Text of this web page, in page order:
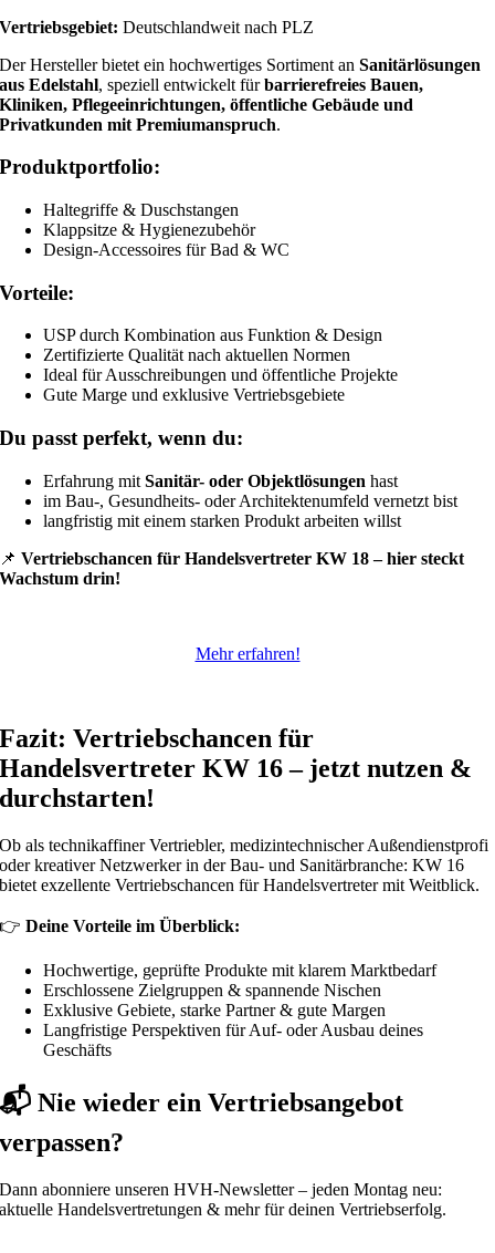
Vertriebsgebiet: Deutschlandweit nach PLZ
Der Hersteller bietet ein hochwertiges Sortiment anSanitärlösungen
aus Edelstahl, speziell entwickelt fürbarrierefreies Bauen,
Kliniken, Pflegeeinrichtungen, öffentliche Gebäude und
Privatkunden mit Premiumanspruch.
Produktportfolio:
Haltegriffe & Duschstangen
Klappsitze & Hygienezubehör
Design-Accessoires für Bad & WC
Vorteile:
USP durch Kombination aus Funktion & Design
Zertifizierte Qualität nach aktuellen Normen
Ideal für Ausschreibungen und öffentliche Projekte
Gute Marge und exklusive Vertriebsgebiete
Du passt perfekt, wenn du:
Erfahrung mitSanitär- oder Objektlösungen hast
im Bau-, Gesundheits- oder Architektenumfeld vernetzt bist
langfristig mit einem starken Produkt arbeiten willst
📌Vertriebschancen für Handelsvertreter KW 18 – hier steckt
Wachstum drin!
Mehr erfahren!
Fazit: Vertriebschancen für
Handelsvertreter KW 16 – jetzt nutzen &
durchstarten!
Ob als technikaffiner Vertriebler, medizintechnischer Außendienstprofi
oder kreativer Netzwerker in der Bau- und Sanitärbranche: KW 16
bietet exzellente Vertriebschancen für Handelsvertreter mit Weitblick.
👉Deine Vorteile im Überblick:
Hochwertige, geprüfte Produkte mit klarem Marktbedarf
Erschlossene Zielgruppen & spannende Nischen
Exklusive Gebiete, starke Partner & gute Margen
Langfristige Perspektiven für Auf- oder Ausbau deines
Geschäfts
📬 Nie wieder ein Vertriebsangebot
verpassen?
Dann abonniere unseren HVH-Newsletter – jeden Montag neu:
aktuelle Handelsvertretungen & mehr für deinen Vertriebserfolg.